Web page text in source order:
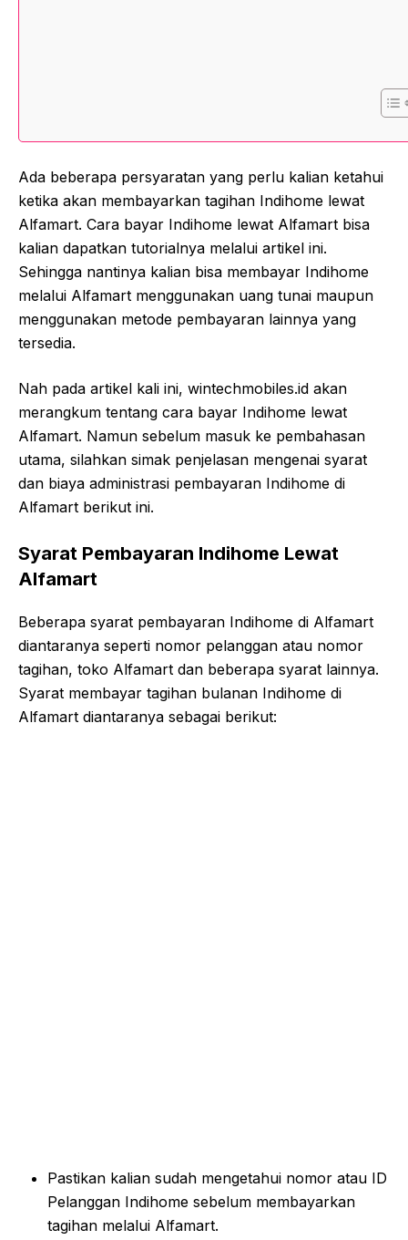
Ada beberapa persyaratan yang perlu kalian ketahui
ketika akan membayarkan tagihan Indihome lewat
Alfamart. Cara bayar Indihome lewat Alfamart bisa
kalian dapatkan tutorialnya melalui artikel ini.
Sehingga nantinya kalian bisa membayar Indihome
melalui Alfamart menggunakan uang tunai maupun
menggunakan metode pembayaran lainnya yang
tersedia.
Nah pada artikel kali ini, wintechmobiles.id akan
merangkum tentang cara bayar Indihome lewat
Alfamart. Namun sebelum masuk ke pembahasan
utama, silahkan simak penjelasan mengenai syarat
dan biaya administrasi pembayaran Indihome di
Alfamart berikut ini.
Syarat Pembayaran Indihome Lewat
Alfamart
Beberapa syarat pembayaran Indihome di Alfamart
diantaranya seperti nomor pelanggan atau nomor
tagihan, toko Alfamart dan beberapa syarat lainnya.
Syarat membayar tagihan bulanan Indihome di
Alfamart diantaranya sebagai berikut:
Pastikan kalian sudah mengetahui nomor atau ID
Pelanggan Indihome sebelum membayarkan
tagihan melalui Alfamart.